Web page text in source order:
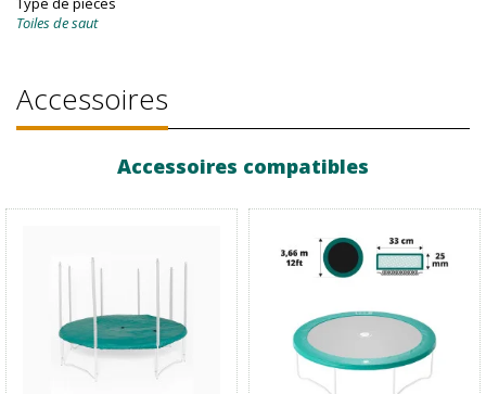
Toiles de saut
Accessoires
Accessoires compatibles